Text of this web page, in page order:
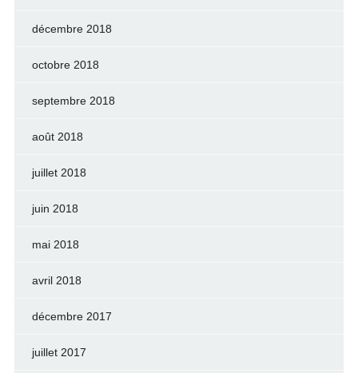
décembre 2018
octobre 2018
septembre 2018
août 2018
juillet 2018
juin 2018
mai 2018
avril 2018
décembre 2017
juillet 2017